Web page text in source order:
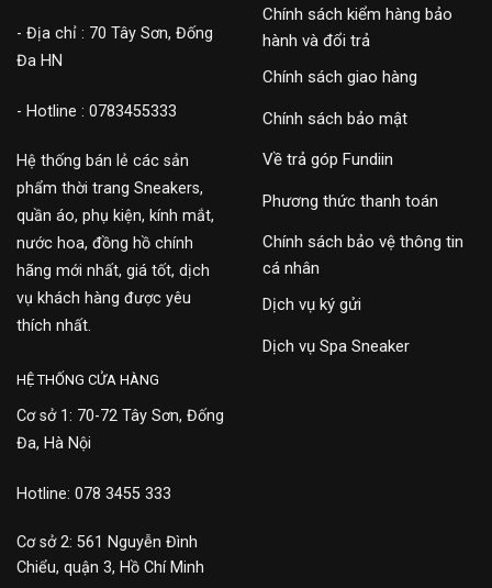
- Địa chỉ : 70 Tây Sơn, Đống
Đa HN
- Hotline : 0783455333
Hệ thống bán lẻ các sản
phẩm thời trang Sneakers,
quần áo, phụ kiện, kính mắt,
nước hoa, đồng hồ chính
hãng mới nhất, giá tốt, dịch
vụ khách hàng được yêu
thích nhất.
Chính sách kiểm hàng bảo
hành và đổi trả
Chính sách giao hàng
Chính sách bảo mật
Về trả góp Fundiin
Phương thức thanh toán
Chính sách bảo vệ thông tin
cá nhân
Dịch vụ ký gửi
Dịch vụ Spa Sneaker
HỆ THỐNG CỬA HÀNG
Cơ sở 1: 70-72 Tây Sơn, Đống
Đa, Hà Nội
Hotline: 078 3455 333
Cơ sở 2: 561 Nguyễn Đình
Chiểu, quận 3, Hồ Chí Minh